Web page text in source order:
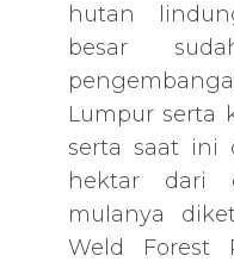
hutan
besar
Lumpur serta
serta saat ini
hektar dari
mulanya
Weld Forest